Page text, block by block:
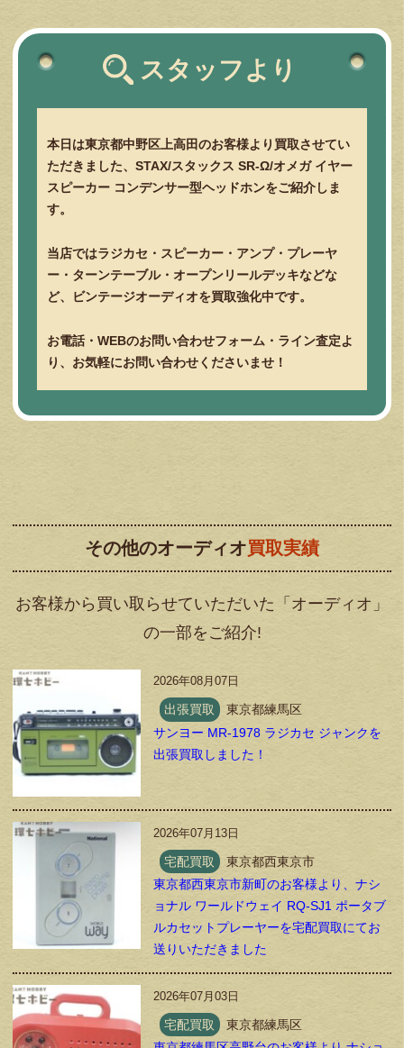
スタッフより
本日は東京都中野区上高田のお客様より買取させてい
ただきました、STAX/スタックス SR-Ω/オメガ イヤー
スピーカー コンデンサー型ヘッドホンをご紹介しま
す。
当店ではラジカセ・スピーカー・アンプ・プレーヤ
ー・ターンテーブル・オープンリールデッキなどな
ど、ビンテージオーディオを買取強化中です。
お電話・WEBのお問い合わせフォーム・ライン査定よ
り、お気軽にお問い合わせくださいませ！
その他のオーディオ買取実績
お客様から買い取らせていただいた「オーディオ」
の一部をご紹介!
2026年08月07日
出張買取
東京都練馬区
サンヨー MR-1978 ラジカセ ジャンクを
出張買取しました！
2026年07月13日
宅配買取
東京都西東京市
東京都西東京市新町のお客様より、ナシ
ョナル ワールドウェイ RQ-SJ1 ポータブ
ルカセットプレーヤーを宅配買取にてお
送りいただきました
2026年07月03日
宅配買取
東京都練馬区